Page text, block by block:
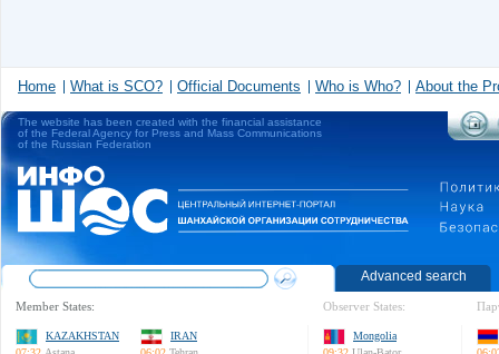
Home What is SCO? Official Documents Who is Who? About the
The website has been created with the financial assistance
of the Federal Agency for Press and Mass Communications
of the Russian Federation
Advanced search
Member States:
KAZAKHSTAN
IRAN
Observer States:
Mongolia